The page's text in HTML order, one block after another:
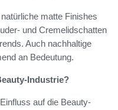
matte Finishes
und Cremelidschatten
Auch nachhaltige
an Bedeutung.
Industrie?
auf die Beauty-